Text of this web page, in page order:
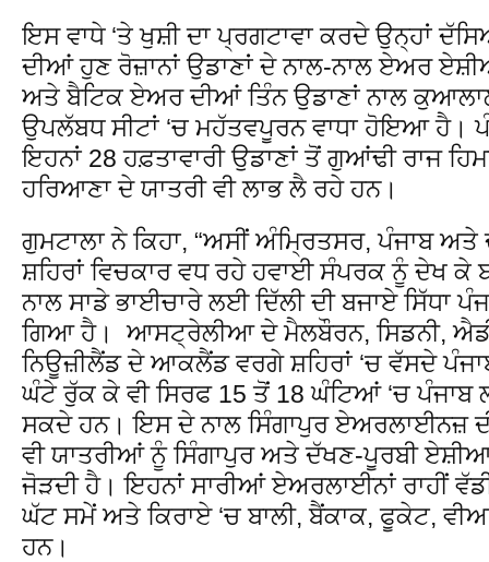
ਇਸ ਵਾਧੇ ‘ਤੇ ਖੁਸ਼ੀ ਦਾ ਪ੍ਰਗਟਾਵਾ ਕਰਦੇ ਉਨ੍ਹਾਂ
ਦੀਆਂ ਹੁਣ ਰੋਜ਼ਾਨਾਂ ਉਡਾਣਾਂ ਦੇ ਨਾਲ-ਨਾਲ ਏਅਰ
ਅਤੇ ਬੈਟਿਕ ਏਅਰ ਦੀਆਂ ਤਿੰਨ ਉਡਾਣਾਂ ਨਾਲ
ਉਪਲੱਬਧ ਸੀਟਾਂ ‘ਚ ਮਹੱਤਵਪੂਰਨ ਵਾਧਾ ਹੋਇਆ ਹੈ।
ਇਹਨਾਂ 28 ਹਫ਼ਤਾਵਾਰੀ ਉਡਾਣਾਂ ਤੋਂ ਗੁਆਂਢੀ ਰਾਜ
ਹਰਿਆਣਾ ਦੇ ਯਾਤਰੀ ਵੀ ਲਾਭ ਲੈ ਰਹੇ ਹਨ।
ਗੁਮਟਾਲਾ ਨੇ ਕਿਹਾ, “ਅਸੀਂ ਅੰਮ੍ਰਿਤਸਰ, ਪੰਜਾਬ
ਸ਼ਹਿਰਾਂ ਵਿਚਕਾਰ ਵਧ ਰਹੇ ਹਵਾਈ ਸੰਪਰਕ ਨੂੰ ਦੇਖ ਕੇ
ਨਾਲ ਸਾਡੇ ਭਾਈਚਾਰੇ ਲਈ ਦਿੱਲੀ ਦੀ ਬਜਾਏ ਸਿੱਧਾ
ਗਿਆ ਹੈ। ਆਸਟ੍ਰੇਲੀਆ ਦੇ ਮੈਲਬੌਰਨ, ਸਿਡਨੀ,
ਨਿਊਜ਼ੀਲੈਂਡ ਦੇ ਆਕਲੈਂਡ ਵਰਗੇ ਸ਼ਹਿਰਾਂ ‘ਚ ਵੱਸਦੇ
ਘੰਟੇ ਰੁੱਕ ਕੇ ਵੀ ਸਿਰਫ 15 ਤੋਂ 18 ਘੰਟਿਆਂ ‘ਚ
ਸਕਦੇ ਹਨ। ਇਸ ਦੇ ਨਾਲ ਸਿੰਗਾਪੁਰ ਏਅਰਲਾਈਨਜ਼
ਵੀ ਯਾਤਰੀਆਂ ਨੂੰ ਸਿੰਗਾਪੁਰ ਅਤੇ ਦੱਖਣ-ਪੂਰਬੀ
ਜੋੜਦੀ ਹੈ। ਇਹਨਾਂ ਸਾਰੀਆਂ ਏਅਰਲਾਈਨਾਂ ਰਾਹੀਂ
ਘੱਟ ਸਮੇਂ ਅਤੇ ਕਿਰਾਏ ‘ਚ ਬਾਲੀ, ਬੈਂਕਾਕ, ਫੂਕੇਟ,
ਹਨ।